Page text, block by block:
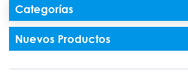
Categorías
Nuevos Productos